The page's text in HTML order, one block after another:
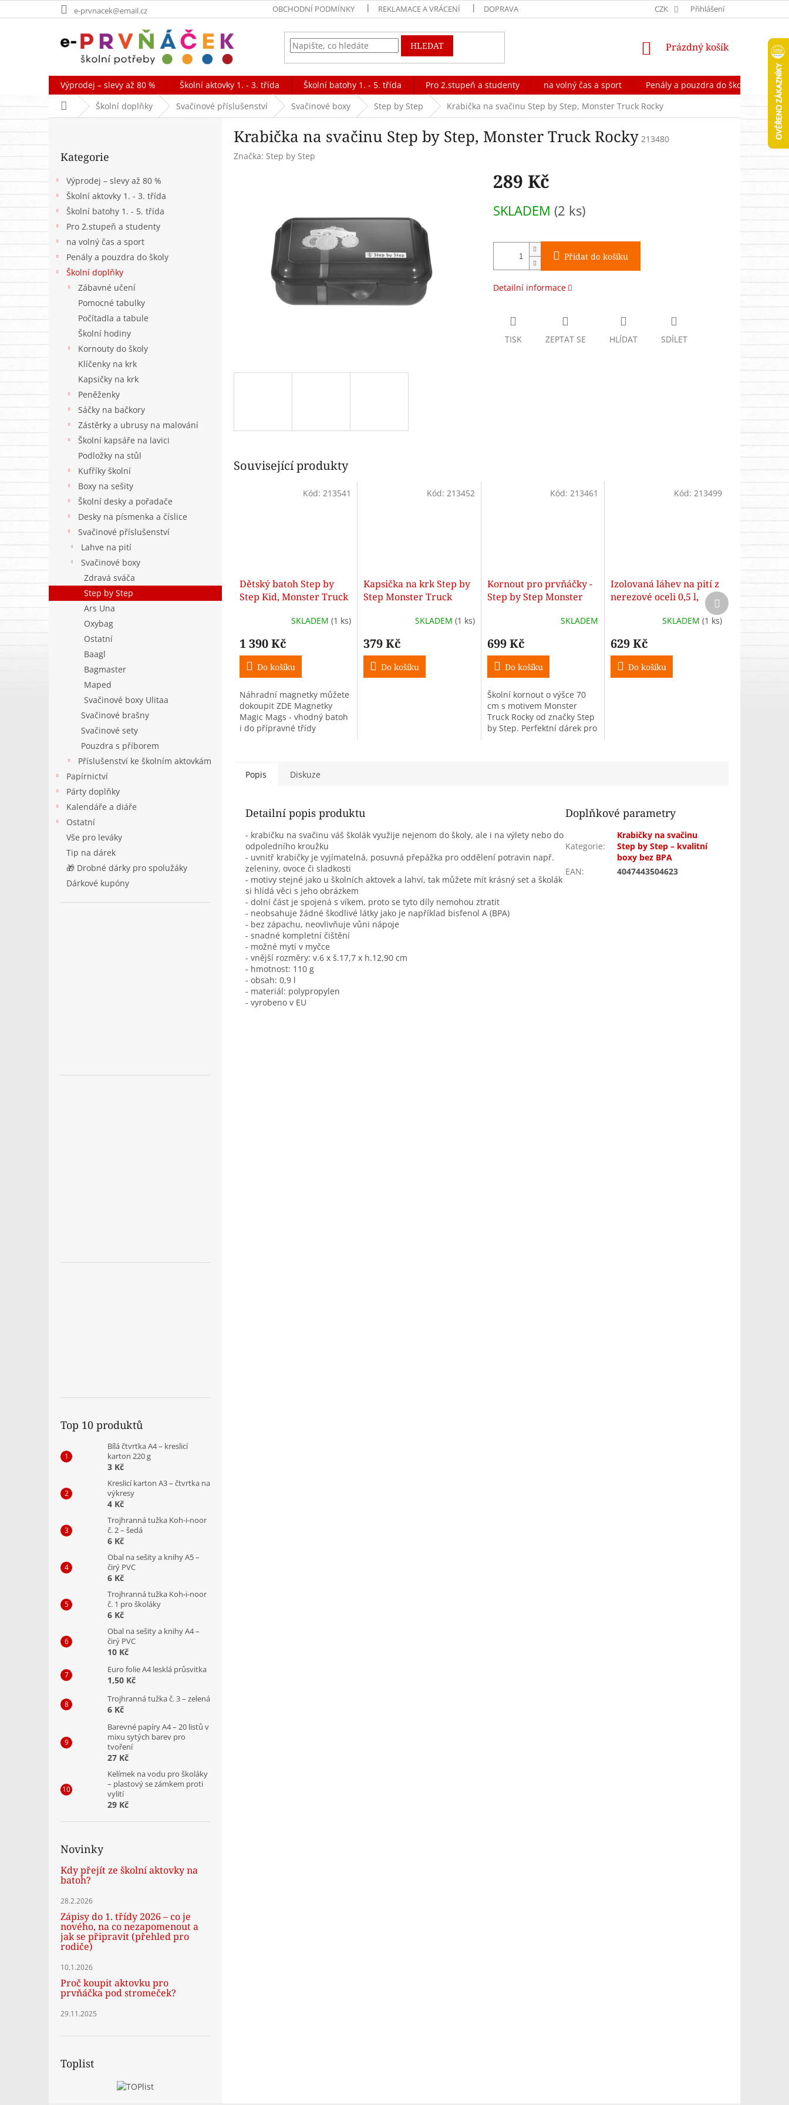
na
e-prvnacek@email.cz OBCHODNÍ PODMÍNKY REKLAMACE A VRÁCENÍ DOPRAVA FORMULÁŘ NA ODSTOUPENÍ OD
CZK Přihlášení
HLEDAT
NÁKUPNÍ
Prázdný košík
Výprodej – slevy až 80 % Školní aktovky 1. - 3. třída Školní batohy 1. - 5. třída Pro 2.stupeň a studenty na volný čas a sport Penály a pouzdra do školy
Domů Školní doplňky Svačinové příslušenství Svačinové boxy Step by Step Krabička na svačinu Step by Step, Monster Truck Rocky
P
n
kategorie
Kategorie
Výprodej – slevy až 80 %
Školní aktovky 1. - 3. třída
Školní batohy 1. - 5. třída
Pro 2.stupeň a studenty
na volný čas a sport
Penály a pouzdra do školy
Školní doplňky
Zábavné učení
Pomocné tabulky
Počítadla a tabule
Školní hodiny
Kornouty do školy
Klíčenky na krk
Kapsičky na krk
Peněženky
Sáčky na bačkory
Zástěrky a ubrusy na malování
Školní kapsáře na lavici
Podložky na stůl
Kufříky školní
Boxy na sešity
Školní desky a pořadače
Desky na písmenka a číslice
Svačinové příslušenství
Lahve na pití
Svačinové boxy
Zdravá sváča
Step by Step
Ars Una
Oxybag
Ostatní
Baagl
Bagmaster
Maped
Svačinové boxy Ulitaa
Svačinové brašny
Svačinové sety
Pouzdra s příborem
Příslušenství ke školním aktovkám
Papírnictví
Párty doplňky
Kalendáře a diáře
Ostatní
Vše pro leváky
Tip na dárek
🎁 Drobné dárky pro spolužáky
Dárkové kupóny
Top 10 produktů
Bílá čtvrtka A4 – kreslicí
karton 220 g
3 Kč
Kreslicí karton A3 – čtvrtka na
výkresy
4 Kč
Trojhranná tužka Koh-i-noor
č. 2 – šedá
6 Kč
Obal na sešity a knihy A5 –
čirý PVC
6 Kč
Trojhranná tužka Koh-i-noor
č. 1 pro školáky
6 Kč
Obal na sešity a knihy A4 –
čirý PVC
10 Kč
Euro folie A4 lesklá průsvitka
1,50 Kč
Trojhranná tužka č. 3 – zelená
6 Kč
Barevné papíry A4 – 20 listů v
mixu sytých barev pro
tvoření
27 Kč
Kelímek na vodu pro školáky
– plastový se zámkem proti
vylití
29 Kč
Novinky
Kdy přejít ze školní aktovky na
batoh?
28.2.2026
Zápisy do 1. třídy 2026 – co je
nového, na co nezapomenout a
jak se připravit (přehled pro
rodiče)
10.1.2026
Proč koupit aktovku pro
prvňáčka pod stromeček?
29.11.2025
Toplist
Krabička na svačinu Step by Step, Monster Truck Rocky 213480
Značka: Step by Step
289 Kč
cena:
SKLADEM (2 ks)
Přidat do košíku
Detailní informace
TISK ZEPTAT SE HLÍDAT SDÍLET
Související produkty
Dětský batoh Step by
Step Kid, Monster Truck
pastelky 12 barev -
SKLADEM (1 ks)
1 390 Kč
Do košíku
Náhradní magnetky můžete
dokoupit ZDE Magnetky
Magic Mags - vhodný batoh
i do přípravné třídy
Kód: 213541
Kapsička na krk Step by
Step Monster Truck
SKLADEM (1 ks)
379 Kč
Do košíku
Kód: 213452
Kornout pro prvňáčky -
Step by Step Monster
SKLADEM
699 Kč
Do košíku
Školní kornout o výšce 70
cm s motivem Monster
Truck Rocky od značky Step
by Step. Perfektní dárek pro
Kód:213461
Izolovaná láhev na pití z
nerezové oceli 0,5 l,
Monster Truck Rocky
SKLADEM (1 ks)
629 Kč
Do košíku
Kód: 213499
Další
produkt
Popis Diskuze
Detailní popis produktu
- krabičku na svačinu váš školák využije nejenom do školy, ale i na výlety nebo do
odpoledního kroužku
- uvnitř krabičky je vyjímatelná, posuvná přepážka pro oddělení potravin např.
zeleniny, ovoce či sladkosti
- motivy stejné jako u školních aktovek a lahví, tak můžete mít krásný set a školák
si hlídá věci s jeho obrázkem
- dolní část je spojená s víkem, proto se tyto díly nemohou ztratit
- neobsahuje žádné škodlivé látky jako je například bisfenol A (BPA)
- bez zápachu, neovlivňuje vůni nápoje
- snadné kompletní čištění
- možné mytí v myčce
- vnější rozměry: v.6 x š.17,7 x h.12,90 cm
- hmotnost: 110 g
- obsah: 0,9 l
- materiál: polypropylen
- vyrobeno v EU
Doplňkové parametry
Kategorie:
Krabičky na svačinu
Step by Step – kvalitní
boxy bez BPA
EAN: 4047443504623